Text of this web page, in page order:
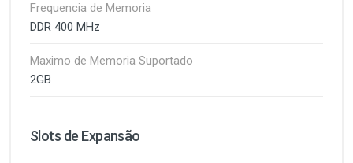
Frequencia de Memoria
DDR 400 MHz
Maximo de Memoria Suportado
2GB
Slots de Expansão